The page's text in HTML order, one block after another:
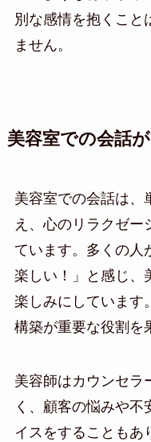
別な感情を抱くこと
ません。
美容室での会話
美容室での会話は、
え、心のリラクゼー
ています。多くの人
楽しい！」と感じ、
楽しみにしています
構築が重要な役割を
美容師はカウンセラ
く、顧客の悩みや
イスをすることもあ